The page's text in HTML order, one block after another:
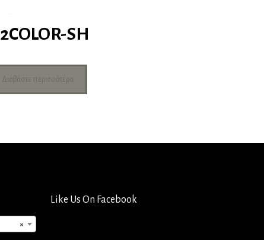
2COLOR-SH
Διαβάστε περισσότερα
×
Like Us On Facebook